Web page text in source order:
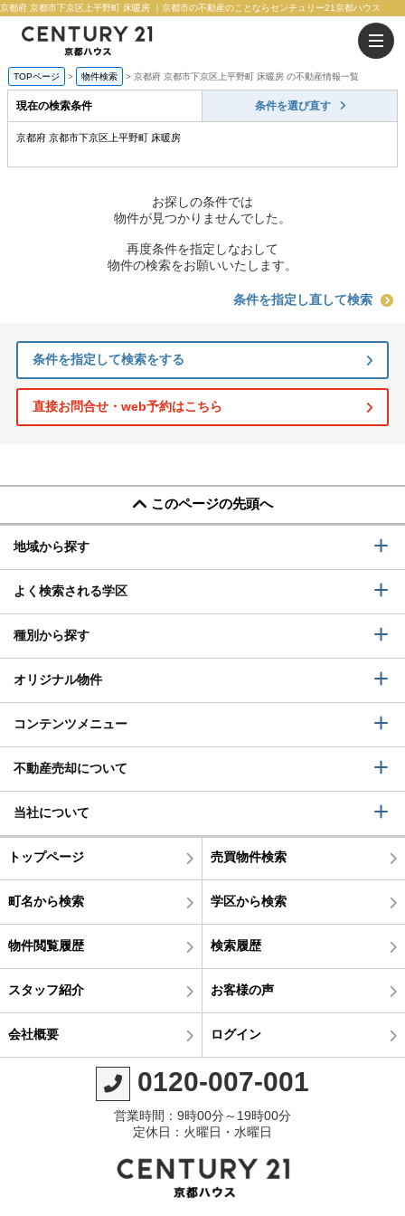
京都府 京都市下京区上平野町 床暖房 ｜京都市の不動産のことならセンチュリー21京都ハウス
TOPページ 物件検索 京都府 京都市下京区上平野町 床暖房 の不動産情報一覧
現在の検索条件 条件を選び直す
京都府 京都市下京区上平野町 床暖房
お探しの条件では
物件が見つかりませんでした。
再度条件を指定しなおして
物件の検索をお願いいたします。
条件を指定し直して検索
条件を指定して検索をする
直接お問合せ・web予約はこちら
このページの先頭へ
地域から探す
よく検索される学区
種別から探す
オリジナル物件
コンテンツメニュー
不動産売却について
当社について
トップページ 売買物件検索
町名から検索 学区から検索
物件閲覧履歴 検索履歴
スタッフ紹介 お客様の声
会社概要 ログイン
0120-007-001
営業時間：9時00分～19時00分
定休日：火曜日・水曜日